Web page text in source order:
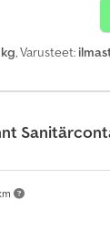
, Varusteet: